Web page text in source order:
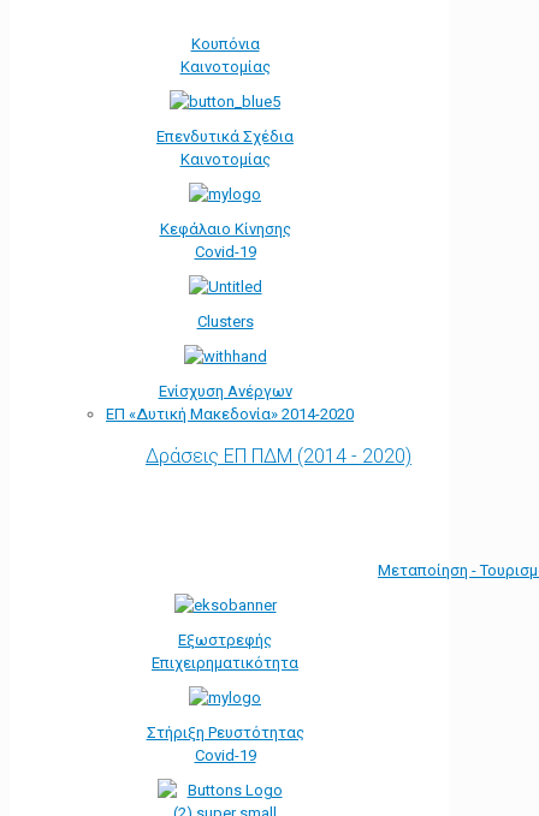
Κουπόνια
Καινοτομίας
Επενδυτικά Σχέδια
Καινοτομίας
Κεφάλαιο Κίνησης
Covid-19
Clusters
Ενίσχυση Ανέργων
ΕΠ «Δυτική Μακεδονία» 2014-2020
Δράσεις ΕΠ ΠΔΜ (2014 - 2020)
Μεταποίηση -
Εξωστρεφής
Επιχειρηματικότητα
Στήριξη Ρευστότητας
Covid-19